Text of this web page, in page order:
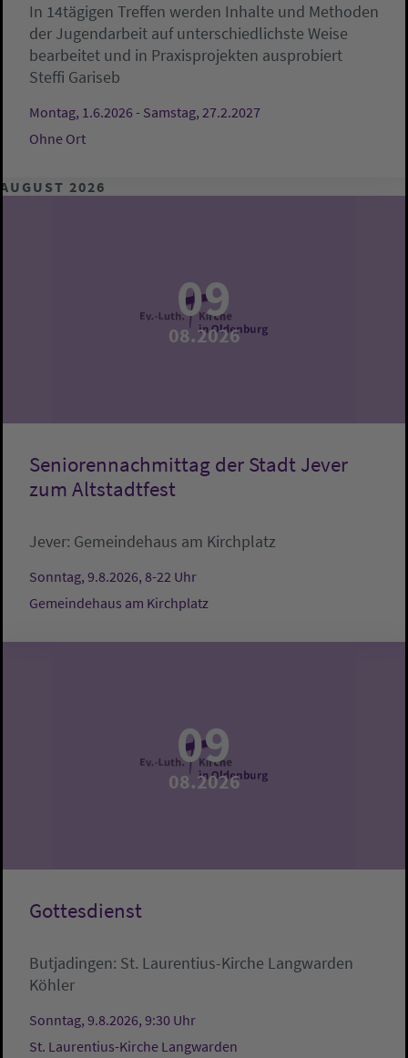
In 14tägigen Treffen werden Inhalte und Methoden
der Jugendarbeit auf unterschiedlichste Weise
bearbeitet und in Praxisprojekten ausprobiert
Steffi Gariseb
Montag, 1.6.2026 - Samstag, 27.2.2027
Ohne Ort
AUGUST 2026
09
08.2026
Seniorennachmittag der Stadt Jever
zum Altstadtfest
Jever: Gemeindehaus am Kirchplatz
Sonntag, 9.8.2026, 8-22 Uhr
Gemeindehaus am Kirchplatz
09
08.2026
Gottesdienst
Butjadingen: St. Laurentius-Kirche Langwarden
Köhler
Sonntag, 9.8.2026, 9:30 Uhr
St. Laurentius-Kirche Langwarden